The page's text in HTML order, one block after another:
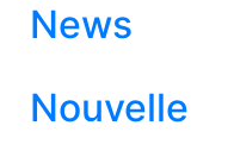
News
Nouvelle